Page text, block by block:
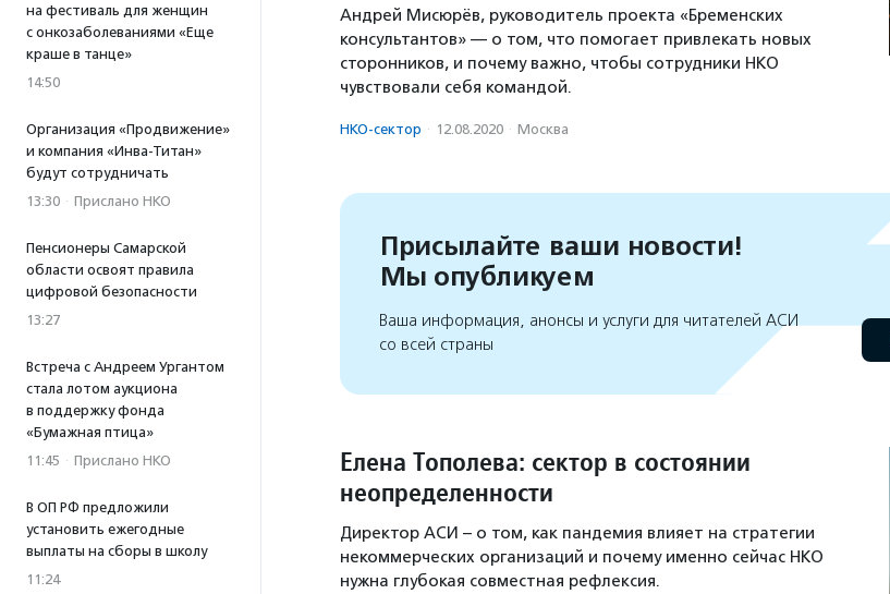
на фестиваль для женщин
с онкозаболеваниями «Еще
краше в танце»
14:50
Организация «Продвижение»
и компания «Инва-Титан»
будут сотрудничать
13:30 · Прислано НКО
Пенсионеры Самарской
области освоят правила
цифровой безопасности
13:27
Встреча с Андреем Ургантом
стала лотом аукциона
в поддержку фонда
«Бумажная птица»
11:45 · Прислано НКО
В ОП РФ предложили
установить ежегодные
выплаты на сборы в школу
11:24
Андрей Мисюрёв, руководитель проекта «Бременских
консультантов» — о том, что помогает привлекать новых
сторонников, и почему важно, чтобы сотрудники НКО
чувствовали себя командой.
НКО-сектор · 12.08.2020 · Москва
Присылайте ваши новости!
Мы опубликуем
Ваша информация, анонсы и услуги для читателей АСИ
со всей страны
Елена Тополева: сектор в состоянии
неопределенности
Директор АСИ – о том, как пандемия влияет на стратегии
некоммерческих организаций и почему именно сейчас НКО
нужна глубокая совместная рефлексия.